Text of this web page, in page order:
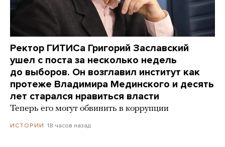
Ректор ГИТИСа Григорий Заславский
ушел с поста за несколько недель
до выборов. Он возглавил институт как
протеже Владимира Мединского и десять
лет старался нравиться власти
Теперь его могут обвинить в коррупции
ИСТОРИИ 18 часов назад